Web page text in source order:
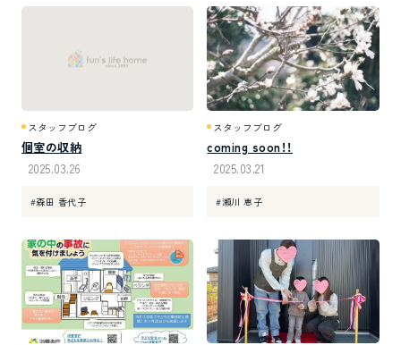
スタッフブログ
個室の収納
2025.03.26
#森田 香代子
スタッフブログ
coming soon！！
2025.03.21
#瀬川 恵子